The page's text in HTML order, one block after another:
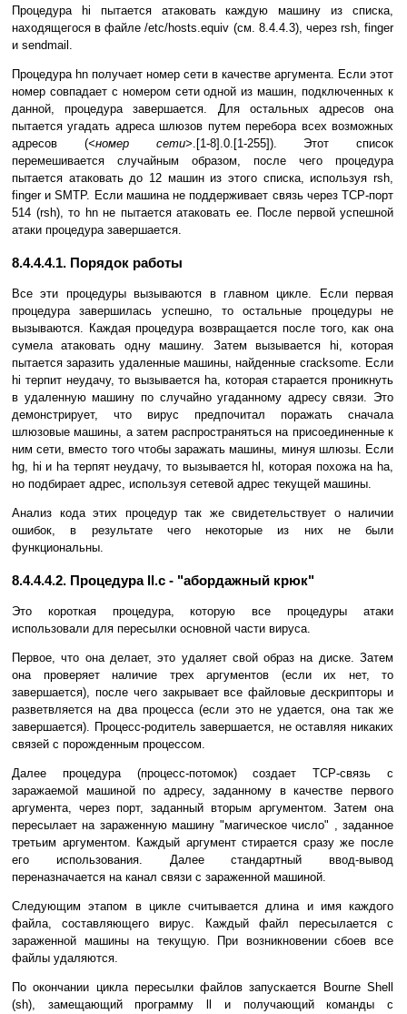
Процедура hi пытается атаковать каждую машину из списка,
находящегося в файле /etc/hosts.equiv (см. 8.4.4.3), через rsh, finger
и sendmail.
Процедура hn получает номер сети в качестве аргумента. Если этот
номер совпадает с номером сети одной из машин, подключенных к
данной, процедура завершается. Для остальных адресов она
пытается угадать адреса шлюзов путем перебора всех возможных
адресов (<номер сети>.[1-8].0.[1-255]). Этот список
перемешивается случайным образом, после чего процедура
пытается атаковать до 12 машин из этого списка, используя rsh,
finger и SMTP. Если машина не поддерживает связь через TCP-порт
514 (rsh), то hn не пытается атаковать ее. После первой успешной
атаки процедура завершается.
8.4.4.4.1. Порядок работы
Все эти процедуры вызываются в главном цикле. Если первая
процедура завершилась успешно, то остальные процедуры не
вызываются. Каждая процедура возвращается после того, как она
сумела атаковать одну машину. Затем вызывается hi, которая
пытается заразить удаленные машины, найденные cracksome. Если
hi терпит неудачу, то вызывается ha, которая старается проникнуть
в удаленную машину по случайно угаданному адресу связи. Это
демонстрирует, что вирус предпочитал поражать сначала
шлюзовые машины, а затем распространяться на присоединенные к
ним сети, вместо того чтобы заражать машины, минуя шлюзы. Если
hg, hi и ha терпят неудачу, то вызывается hl, которая похожа на ha,
но подбирает адрес, используя сетевой адрес текущей машины.
Анализ кода этих процедур так же свидетельствует о наличии
ошибок, в результате чего некоторые из них не были
функциональны.
8.4.4.4.2. Процедура ll.c - "абордажный крюк"
Это короткая процедура, которую все процедуры атаки
использовали для пересылки основной части вируса.
Первое, что она делает, это удаляет свой образ на диске. Затем
она проверяет наличие трех аргументов (если их нет, то
завершается), после чего закрывает все файловые дескрипторы и
разветвляется на два процесса (если это не удается, она так же
завершается). Процесс-родитель завершается, не оставляя никаких
связей с порожденным процессом.
Далее процедура (процесс-потомок) создает TCP-связь с
заражаемой машиной по адресу, заданному в качестве первого
аргумента, через порт, заданный вторым аргументом. Затем она
пересылает на зараженную машину "магическое число" , заданное
третьим аргументом. Каждый аргумент стирается сразу же после
его использования. Далее стандартный ввод-вывод
переназначается на канал связи с зараженной машиной.
Следующим этапом в цикле считывается длина и имя каждого
файла, составляющего вирус. Каждый файл пересылается с
зараженной машины на текущую. При возникновении сбоев все
файлы удаляются.
По окончании цикла пересылки файлов запускается Bourne Shell
(sh), замещающий программу ll и получающий команды с